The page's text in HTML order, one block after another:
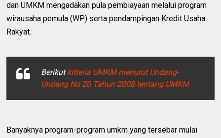
dan UMKM mengadakan pula pembiayaan melalui program
wirausaha pemula (WP) serta pendampingan Kredit Usaha
Rakyat.
Berikutkriteria UMKM menurut Undang-
Undang No 20 Tahun 2008 tentang UMKM
Banyaknya program-program umkm yang tersebar mulai